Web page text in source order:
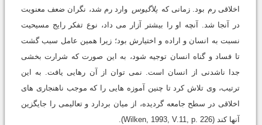
اخلاقی رم بود. زمانی که پلاگیوس وارد رم شد، نگران ضعف معنویت
در آنجا شد. آنچه او را بیشتر آزار می داد، نوع تفکر رایج مسیحیت
نسبت به انسان و اراده و اختیارش بود؛ زیرا همین عامل سبب گشت
تا فساد و گناه انسان توجیه شود، به این صورت که شرارت بخشی
جدا ناشدنی از انسان است. نمی توان از آن رهایی یافت. به این
ترتیب، وی تلاش کرد تا چنین آموزه هایی را که موجب ناهنجاری های
اخلاقی در سطح جامعه گردیده، از میان بردارد و تعالیمی را جایگزین
آنها کند (Wilken, 1993, V.11, p. 226).